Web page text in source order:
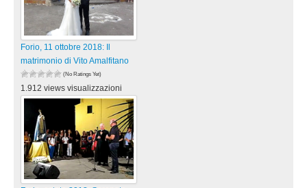
Forio, 11 ottobre 2018: Il
matrimonio di Vito Amalfitano
(No Ratings Yet)
1.912 views visualizzazioni